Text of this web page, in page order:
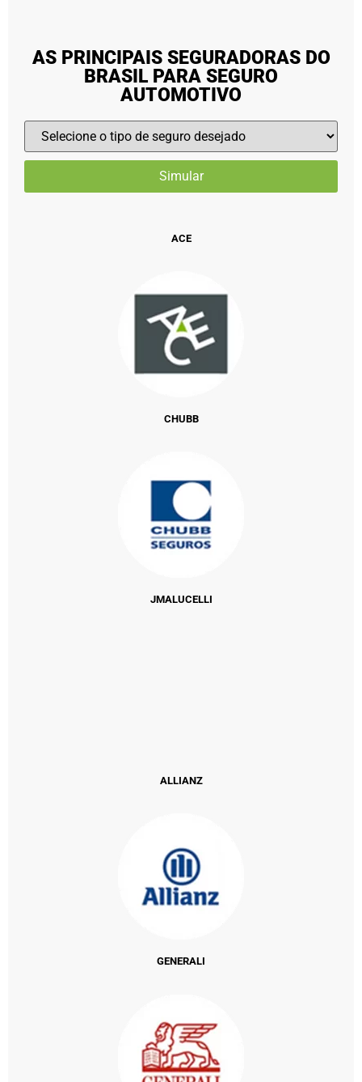
AS PRINCIPAIS SEGURADORAS DO
BRASIL PARA SEGURO
AUTOMOTIVO
ACE
CHUBB
JMALUCELLI
ALLIANZ
GENERALI